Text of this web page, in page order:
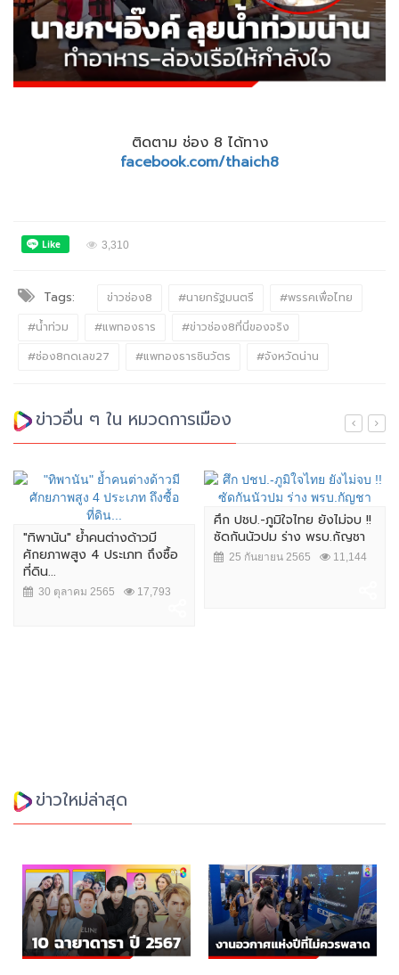
ติดตาม ช่อง 8 ได้ทาง
facebook.com/thaich8
3,310
Tags: ข่าวช่อง8 #นายกรัฐมนตรี
#พรรคเพื่อไทย
#น้ำท่วม
#แพทองธาร
#ข่าวช่อง8ที่นี่ของจริง
#ช่อง8กดเลข27
#แพทองธารชินวัตร #จังหวัดน่าน
ข่าวอื่น ๆ ใน หมวดการเมือง
"ทิพานัน" ย้ำคนต่างด้าวมี
ศักยภาพสูง 4 ประเภท ถึงซื้อ
ที่ดิน...
30 ตุลาคม 2565 17,793
ศึก ปชป.-ภูมิใจไทย ยังไม่จบ !!
ซัดกันนัวปม ร่าง พรบ.กัญชา
25 กันยายน 2565 11,144
ข่าวใหม่ล่าสุด